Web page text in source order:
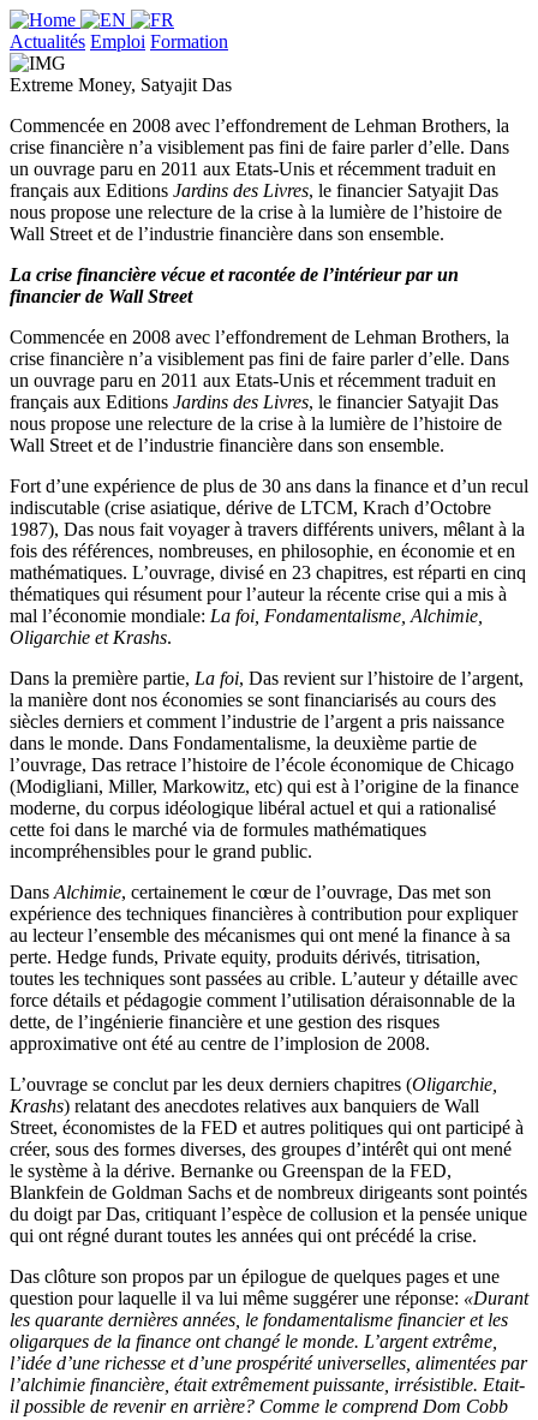
Actualités Emploi Formation
Extreme Money, Satyajit Das
Commencée en 2008 avec l’effondrement de Lehman Brothers, la
crise financière n’a visiblement pas fini de faire parler d’elle. Dans
un ouvrage paru en 2011 aux Etats-Unis et récemment traduit en
français aux Editions Jardins des Livres, le financier Satyajit Das
nous propose une relecture de la crise à la lumière de l’histoire de
Wall Street et de l’industrie financière dans son ensemble.
La crise financière vécue et racontée de l’intérieur par un
financier de Wall Street
Commencée en 2008 avec l’effondrement de Lehman Brothers, la
crise financière n’a visiblement pas fini de faire parler d’elle. Dans
un ouvrage paru en 2011 aux Etats-Unis et récemment traduit en
français aux Editions Jardins des Livres, le financier Satyajit Das
nous propose une relecture de la crise à la lumière de l’histoire de
Wall Street et de l’industrie financière dans son ensemble.
Fort d’une expérience de plus de 30 ans dans la finance et d’un recul
indiscutable (crise asiatique, dérive de LTCM, Krach d’Octobre
1987), Das nous fait voyager à travers différents univers, mêlant à la
fois des références, nombreuses, en philosophie, en économie et en
mathématiques. L’ouvrage, divisé en 23 chapitres, est réparti en cinq
thématiques qui résument pour l’auteur la récente crise qui a mis à
mal l’économie mondiale: La foi, Fondamentalisme, Alchimie,
Oligarchie et Krashs.
Dans la première partie, La foi, Das revient sur l’histoire de l’argent,
la manière dont nos économies se sont financiarisés au cours des
siècles derniers et comment l’industrie de l’argent a pris naissance
dans le monde. Dans Fondamentalisme, la deuxième partie de
l’ouvrage, Das retrace l’histoire de l’école économique de Chicago
(Modigliani, Miller, Markowitz, etc) qui est à l’origine de la finance
moderne, du corpus idéologique libéral actuel et qui a rationalisé
cette foi dans le marché via de formules mathématiques
incompréhensibles pour le grand public.
Dans Alchimie, certainement le cœur de l’ouvrage, Das met son
expérience des techniques financières à contribution pour expliquer
au lecteur l’ensemble des mécanismes qui ont mené la finance à sa
perte. Hedge funds, Private equity, produits dérivés, titrisation,
toutes les techniques sont passées au crible. L’auteur y détaille avec
force détails et pédagogie comment l’utilisation déraisonnable de la
dette, de l’ingénierie financière et une gestion des risques
approximative ont été au centre de l’implosion de 2008.
L’ouvrage se conclut par les deux derniers chapitres (Oligarchie,
Krashs) relatant des anecdotes relatives aux banquiers de Wall
Street, économistes de la FED et autres politiques qui ont participé à
créer, sous des formes diverses, des groupes d’intérêt qui ont mené
le système à la dérive. Bernanke ou Greenspan de la FED,
Blankfein de Goldman Sachs et de nombreux dirigeants sont pointés
du doigt par Das, critiquant l’espèce de collusion et la pensée unique
qui ont régné durant toutes les années qui ont précédé la crise.
Das clôture son propos par un épilogue de quelques pages et une
question pour laquelle il va lui même suggérer une réponse: «Durant
les quarante dernières années, le fondamentalisme financier et les
oligarques de la finance ont changé le monde. L’argent extrême,
l’idée d’une richesse et d’une prospérité universelles, alimentées par
l’alchimie financière, était extrêmement puissante, irrésistible. Etait-
il possible de revenir en arrière? Comme le comprend Dom Cobb